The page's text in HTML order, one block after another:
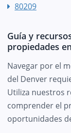
80209
Guía y
propiedades
Navegar por el
del Denver
Utiliza nuestros
comprender el
oportunidades